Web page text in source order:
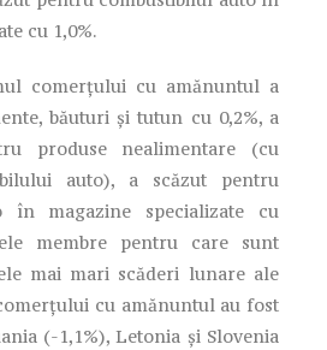
cu 1,0%.
cu amănuntul a
băuturi și tutun cu 0,2%, a
produse nealimentare (cu
auto), a scăzut pentru
în magazine specializate cu
membre pentru care sunt
mai mari scăderi lunare ale
cu amănuntul au fost
(-1,1%), Letonia și Slovenia